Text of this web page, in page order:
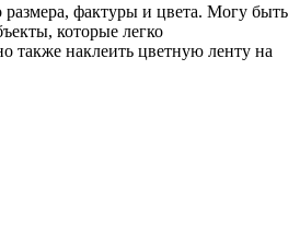
размера, фактуры и цвета. Могу быть
которые легко
также наклеить цветную ленту на